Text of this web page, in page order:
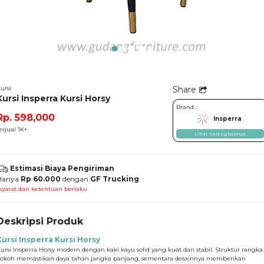
Insperra Kursi Horsy
598,000
1K+
Share
Brand :
Insperra
Lihat Selengkapnya
Estimasi Biaya Pengiriman
Rp 60.000 dengan GF Trucking
dan ketentuan berlaku
Produk
Insperra Kursi Horsy
Insperra Horsy modern dengan kaki kayu solid yang kuat dan stabil. Struktur rangka
memastikan daya tahan jangka panjang, sementara desainnya memberikan